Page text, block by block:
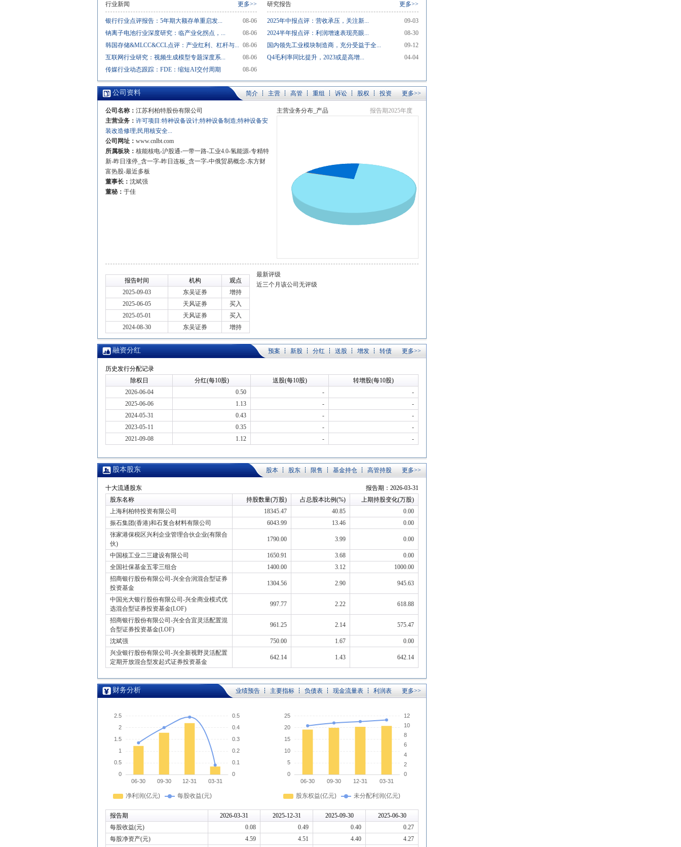
更多>>
行业新闻
08-06
银行行业点评报告：5年期大额存单重启发...
08-06
钠离子电池行业深度研究：临产业化拐点，...
08-06
韩国存储&MLCC&CCL点评：产业红利、杠杆与...
08-06
互联网行业研究：视频生成模型专题深度系...
08-06
传媒行业动态跟踪：FDE：缩短AI交付周期
更多>>
研究报告
09-03
2025年中报点评：营收承压，关注新...
08-30
2024半年报点评：利润增速表现亮眼...
09-12
国内领先工业模块制造商，充分受益于全...
04-04
Q4毛利率同比提升，2023或是高增...
公司资料 简介 主营 高管 重组 诉讼 股权 投资 更多>>
公司名称： 江苏利柏特股份有限公司
主营业务： 许可项目:特种设备设计;特种设备制造;特种设备安
装改造修理;民用核安全...
公司网址： www.cnlbt.com
所属板块： 核能核电-沪股通-一带一路-工业4.0-氢能源-专精特
新-昨日涨停_含一字-昨日连板_含一字-中俄贸易概念-东方财
富热股-最近多板
董事长： 沈斌强
董秘： 于佳
主营业务分布_产品 报告期2025年度
报告时间 机构
观点
2025-09-03
东吴证券
增持
2025-06-05
天风证券
买入
2025-05-01
天风证券
买入
2024-08-30
东吴证券 增持
最新评级
近三个月该公司无评级
融资分红 预案 新股 分红 送股 增发 转债 更多>>
历史发行分配记录
除权日
分红(每10股) 送股(每10股)
转增股(每10股)
2026-06-04
0.50 -
-
2025-06-06
1.13 -
-
2024-05-31
0.43 -
-
2023-05-11
0.35 -
-
2021-09-08
1.12 - -
股本股东 股本 股东 限售 基金持仓 高管持股 更多>>
十大流通股东
报告期：2026-03-31
股东名称
持股数量(万股) 占总股本比例(%)
上期持股变化(万股)
上海利柏特投资有限公司
18345.47 40.85
0.00
振石集团(香港)和石复合材料有限公司
6043.99 13.46
0.00
张家港保税区兴利企业管理合伙企业(有限合
伙)
1790.00 3.99 0.00
中国核工业二三建设有限公司 1650.91 3.68
0.00
全国社保基金五零三组合
1400.00 3.12
1000.00
招商银行股份有限公司-兴全合润混合型证券
投资基金
1304.56 2.90 945.63
中国光大银行股份有限公司-兴全商业模式优
选混合型证券投资基金(LOF)
997.77 2.22 618.88
招商银行股份有限公司-兴全合宜灵活配置混
合型证券投资基金(LOF)
961.25 2.14 575.47
沈斌强 750.00 1.67
0.00
兴业银行股份有限公司-兴全新视野灵活配置
定期开放混合型发起式证券投资基金
642.14 1.43 642.14
财务分析 业绩预告 主要指标 负债表 现金流量表 利润表 更多>>
报告期 2026-03-31 2025-12-31 2025-09-30
2025-06-30
每股收益(元)
0.08 0.49 0.40
0.27
每股净资产(元)
4.59 4.51 4.40 4.27